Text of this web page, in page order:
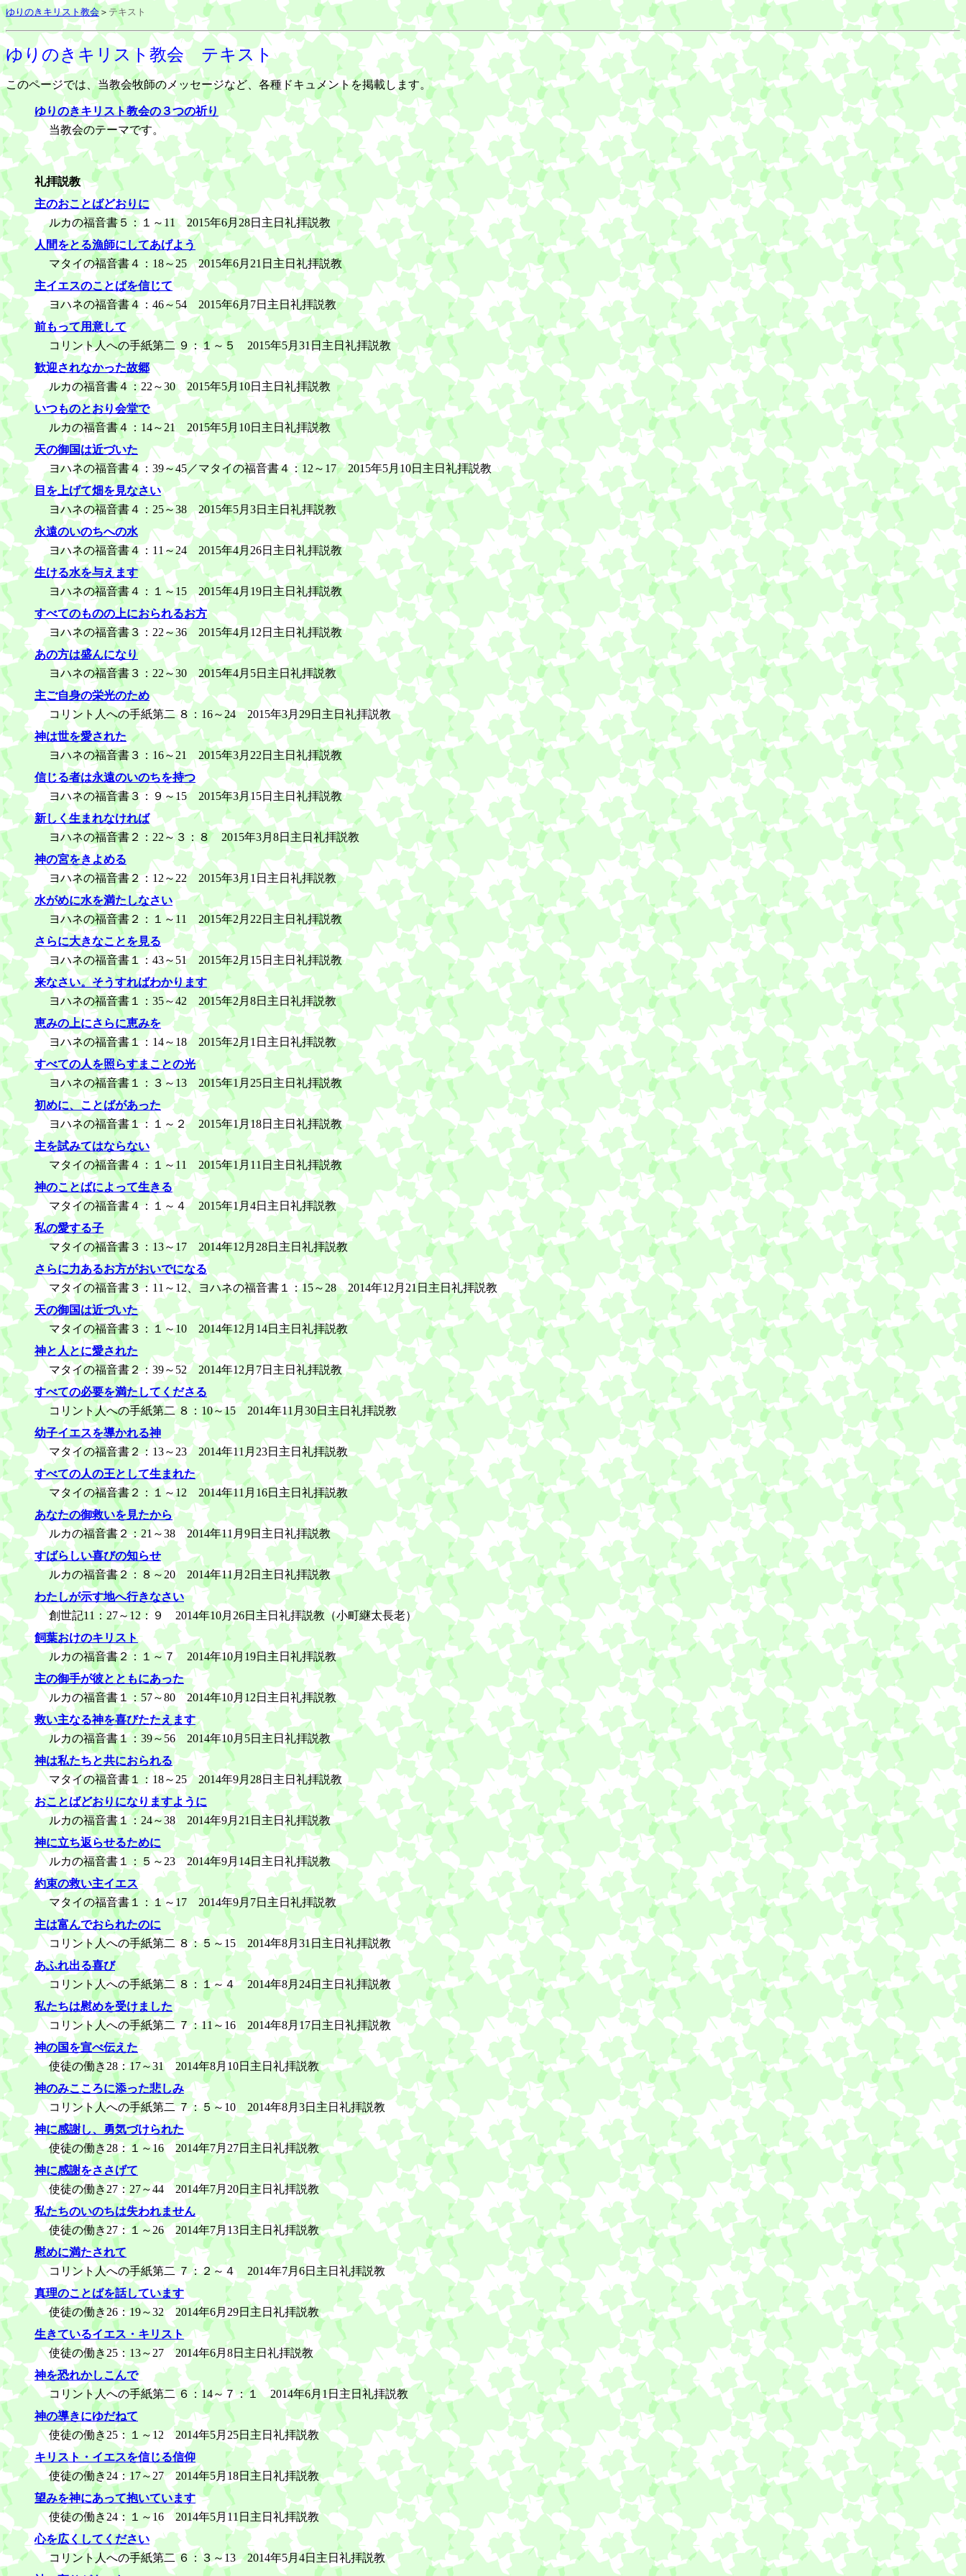
ゆりのきキリスト教会＞ テキスト
ゆりのきキリスト教会 テキスト
このページでは、当教会牧師のメッセージなど、各種ドキュメントを掲載します。
ゆりのきキリスト教会の３つの祈り
当教会のテーマです。
礼拝説教
主のおことばどおりに
ルカの福音書５：１～11 2015年6月28日主日礼拝説教
人間をとる漁師にしてあげよう
マタイの福音書４：18～25 2015年6月21日主日礼拝説教
主イエスのことばを信じて
ヨハネの福音書４：46～54 2015年6月7日主日礼拝説教
前もって用意して
コリント人への手紙第二 ９：１～５ 2015年5月31日主日礼拝説教
歓迎されなかった故郷
ルカの福音書４：22～30 2015年5月10日主日礼拝説教
いつものとおり会堂で
ルカの福音書４：14～21 2015年5月10日主日礼拝説教
天の御国は近づいた
ヨハネの福音書４：39～45／マタイの福音書４：12～17 2015年5月10日主日礼拝説教
目を上げて畑を見なさい
ヨハネの福音書４：25～38 2015年5月3日主日礼拝説教
永遠のいのちへの水
ヨハネの福音書４：11～24 2015年4月26日主日礼拝説教
生ける水を与えます
ヨハネの福音書４：１～15 2015年4月19日主日礼拝説教
すべてのものの上におられるお方
ヨハネの福音書３：22～36 2015年4月12日主日礼拝説教
あの方は盛んになり
ヨハネの福音書３：22～30 2015年4月5日主日礼拝説教
主ご自身の栄光のため
コリント人への手紙第二 ８：16～24 2015年3月29日主日礼拝説教
神は世を愛された
ヨハネの福音書３：16～21 2015年3月22日主日礼拝説教
信じる者は永遠のいのちを持つ
ヨハネの福音書３：９～15 2015年3月15日主日礼拝説教
新しく生まれなければ
ヨハネの福音書２：22～３：８ 2015年3月8日主日礼拝説教
神の宮をきよめる
ヨハネの福音書２：12～22 2015年3月1日主日礼拝説教
水がめに水を満たしなさい
ヨハネの福音書２：１～11 2015年2月22日主日礼拝説教
さらに大きなことを見る
ヨハネの福音書１：43～51 2015年2月15日主日礼拝説教
来なさい。そうすればわかります
ヨハネの福音書１：35～42 2015年2月8日主日礼拝説教
恵みの上にさらに恵みを
ヨハネの福音書１：14～18 2015年2月1日主日礼拝説教
すべての人を照らすまことの光
ヨハネの福音書１：３～13 2015年1月25日主日礼拝説教
初めに、ことばがあった
ヨハネの福音書１：１～２ 2015年1月18日主日礼拝説教
主を試みてはならない
マタイの福音書４：１～11 2015年1月11日主日礼拝説教
神のことばによって生きる
マタイの福音書４：１～４ 2015年1月4日主日礼拝説教
私の愛する子
マタイの福音書３：13～17 2014年12月28日主日礼拝説教
さらに力あるお方がおいでになる
マタイの福音書３：11～12、ヨハネの福音書１：15～28 2014年12月21日主日礼拝説教
天の御国は近づいた
マタイの福音書３：１～10 2014年12月14日主日礼拝説教
神と人とに愛された
マタイの福音書２：39～52 2014年12月7日主日礼拝説教
すべての必要を満たしてくださる
コリント人への手紙第二 ８：10～15 2014年11月30日主日礼拝説教
幼子イエスを導かれる神
マタイの福音書２：13～23 2014年11月23日主日礼拝説教
すべての人の王として生まれた
マタイの福音書２：１～12 2014年11月16日主日礼拝説教
あなたの御救いを見たから
ルカの福音書２：21～38 2014年11月9日主日礼拝説教
すばらしい喜びの知らせ
ルカの福音書２：８～20 2014年11月2日主日礼拝説教
わたしが示す地へ行きなさい
創世記11：27～12：９ 2014年10月26日主日礼拝説教（小町継太長老）
飼葉おけのキリスト
ルカの福音書２：１～７ 2014年10月19日主日礼拝説教
主の御手が彼とともにあった
ルカの福音書１：57～80 2014年10月12日主日礼拝説教
救い主なる神を喜びたたえます
ルカの福音書１：39～56 2014年10月5日主日礼拝説教
神は私たちと共におられる
マタイの福音書１：18～25 2014年9月28日主日礼拝説教
おことばどおりになりますように
ルカの福音書１：24～38 2014年9月21日主日礼拝説教
神に立ち返らせるために
ルカの福音書１：５～23 2014年9月14日主日礼拝説教
約束の救い主イエス
マタイの福音書１：１～17 2014年9月7日主日礼拝説教
主は富んでおられたのに
コリント人への手紙第二 ８：５～15 2014年8月31日主日礼拝説教
あふれ出る喜び
コリント人への手紙第二 ８：１～４ 2014年8月24日主日礼拝説教
私たちは慰めを受けました
コリント人への手紙第二 ７：11～16 2014年8月17日主日礼拝説教
神の国を宣べ伝えた
使徒の働き28：17～31 2014年8月10日主日礼拝説教
神のみこころに添った悲しみ
コリント人への手紙第二 ７：５～10 2014年8月3日主日礼拝説教
神に感謝し、勇気づけられた
使徒の働き28：１～16 2014年7月27日主日礼拝説教
神に感謝をささげて
使徒の働き27：27～44 2014年7月20日主日礼拝説教
私たちのいのちは失われません
使徒の働き27：１～26 2014年7月13日主日礼拝説教
慰めに満たされて
コリント人への手紙第二 ７：２～４ 2014年7月6日主日礼拝説教
真理のことばを話しています
使徒の働き26：19～32 2014年6月29日主日礼拝説教
生きているイエス・キリスト
使徒の働き25：13～27 2014年6月8日主日礼拝説教
神を恐れかしこんで
コリント人への手紙第二 ６：14～７：１ 2014年6月1日主日礼拝説教
神の導きにゆだねて
使徒の働き25：１～12 2014年5月25日主日礼拝説教
キリスト・イエスを信じる信仰
使徒の働き24：17～27 2014年5月18日主日礼拝説教
望みを神にあって抱いています
使徒の働き24：１～16 2014年5月11日主日礼拝説教
心を広くしてください
コリント人への手紙第二 ６：３～13 2014年5月4日主日礼拝説教